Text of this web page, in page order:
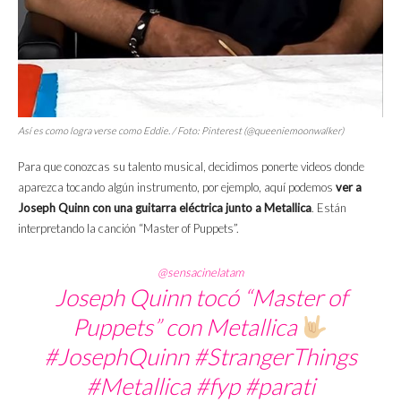
Así es como logra verse como Eddie. / Foto: Pinterest (@queeniemoonwalker)
Para que conozcas su talento musical, decidimos ponerte videos donde
aparezca tocando algún instrumento, por ejemplo, aquí podemos ver a
Joseph Quinn con una guitarra eléctrica junto a Metallica. Están
interpretando la canción “Master of Puppets”.
@sensacinelatam
Joseph Quinn tocó “Master of
Puppets” con Metallica
#JosephQuinn #StrangerThings
#Metallica #fyp #parati